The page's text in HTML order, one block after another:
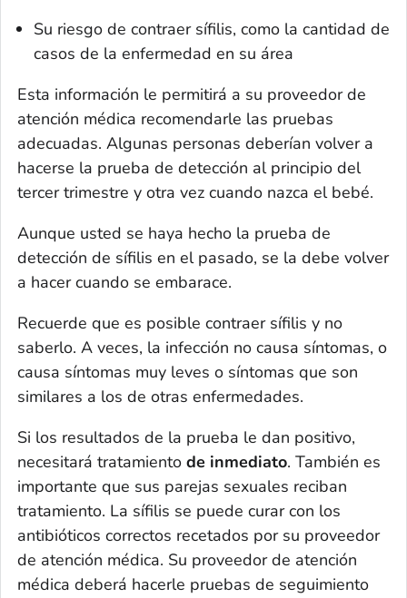
Su riesgo de contraer sífilis, como la cantidad de
casos de la enfermedad en su área
Esta información le permitirá a su proveedor de
atención médica recomendarle las pruebas
adecuadas. Algunas personas deberían volver a
hacerse la prueba de detección al principio del
tercer trimestre y otra vez cuando nazca el bebé.
Aunque usted se haya hecho la prueba de
detección de sífilis en el pasado, se la debe volver
a hacer cuando se embarace.
Recuerde que es posible contraer sífilis y no
saberlo. A veces, la infección no causa síntomas, o
causa síntomas muy leves o síntomas que son
similares a los de otras enfermedades.
Si los resultados de la prueba le dan positivo,
necesitará tratamiento de inmediato. También es
importante que sus parejas sexuales reciban
tratamiento. La sífilis se puede curar con los
antibióticos correctos recetados por su proveedor
de atención médica. Su proveedor de atención
médica deberá hacerle pruebas de seguimiento